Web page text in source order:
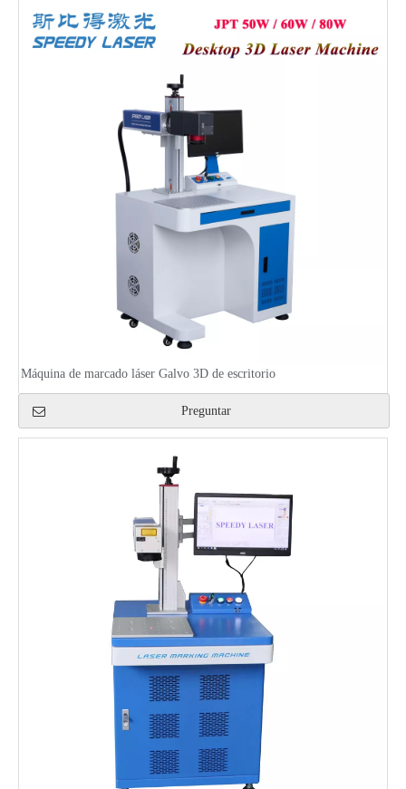
Máquina de marcado láser Galvo 3D de escritorio
Preguntar